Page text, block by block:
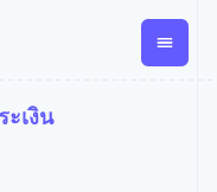
การ
ะเงิน